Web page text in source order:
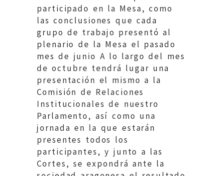
participado en la Mesa, como
las conclusiones que cada
grupo de trabajo presentó al
plenario de la Mesa el pasado
mes de junio A lo largo del mes
de octubre tendrá lugar una
presentación el mismo a la
Comisión de Relaciones
Institucionales de nuestro
Parlamento, así como una
jornada en la que estarán
presentes todos los
participantes, y junto a las
Cortes, se expondrá ante la